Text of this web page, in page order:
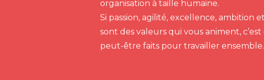
organisation à taille humaine.
Si passion, agilité, excellence, ambition
sont des valeurs qui vous animent,
peut-être faits pour travailler ensemble.